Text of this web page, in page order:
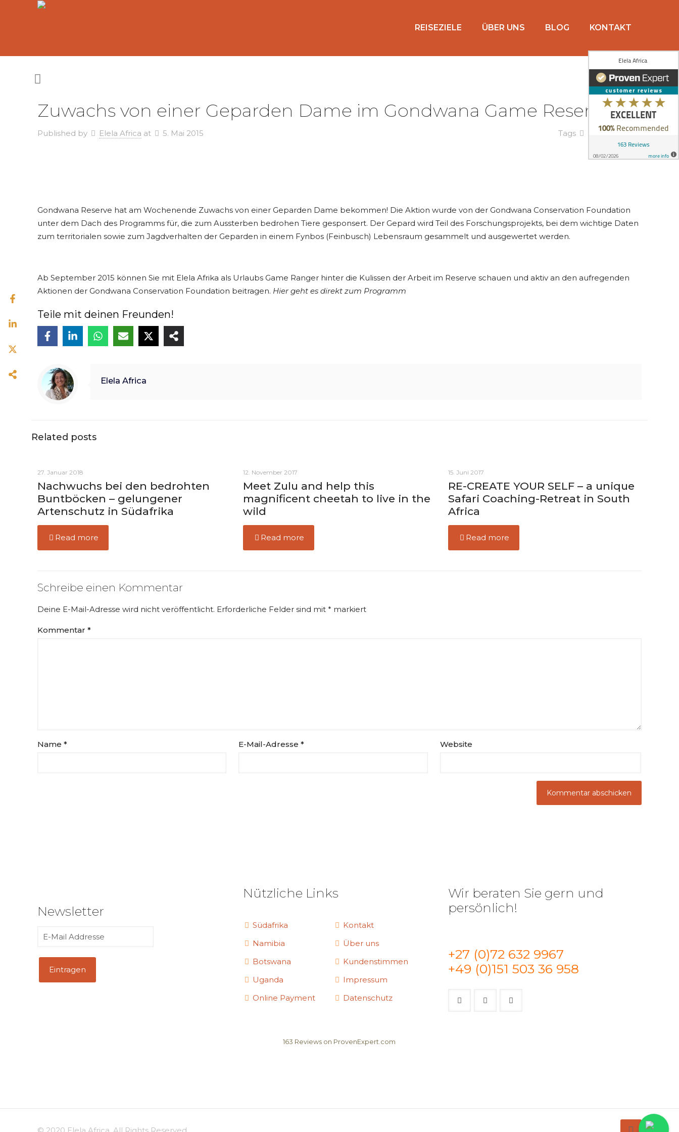
REISEZIELE ÜBER UNS BLOG KONTAKT
Zuwachs von einer Geparden Dame im Gondwana Game Reserve
Published by Elela Africa at 5. Mai 2015 Categories
Tags
Gondwana Reserve hat am Wochenende Zuwachs von einer Geparden Dame bekommen! Die Aktion wurde von der Gondwana Conservation Foundation
unter dem Dach des Programms für, die zum Aussterben bedrohen Tiere gesponsert. Der Gepard wird Teil des Forschungsprojekts, bei dem wichtige Daten
zum territorialen sowie zum Jagdverhalten der Geparden in einem Fynbos (Feinbusch) Lebensraum gesammelt und ausgewertet werden.
Ab September 2015 können Sie mit Elela Afrika als Urlaubs Game Ranger hinter die Kulissen der Arbeit im Reserve schauen und aktiv an den aufregenden
Aktionen der Gondwana Conservation Foundation beitragen. Hier geht es direkt zum Programm
Teile mit deinen Freunden!
Elela Africa
Related posts
27. Januar 2018
Nachwuchs bei den bedrohten
Buntböcken – gelungener
Artenschutz in Südafrika
Read more
12. November 2017
Meet Zulu and help this
magnificent cheetah to live in the
wild
Read more
15. Juni 2017
RE-CREATE YOUR SELF – a unique
Safari Coaching-Retreat in South
Africa
Read more
Schreibe einen Kommentar
Deine E-Mail-Adresse wird nicht veröffentlicht. Erforderliche Felder sind mit * markiert
Kommentar *
Name * E-Mail-Adresse* Website
Newsletter
Nützliche Links
Südafrika
Namibia
Botswana
Uganda
Online Payment
Kontakt
Über uns
Kundenstimmen
Impressum
Datenschutz
163 Reviews on ProvenExpert.com
Wir beraten Sie gern und
persönlich!
+27 (0)72 632 9967
+49 (0)151 503 36 958